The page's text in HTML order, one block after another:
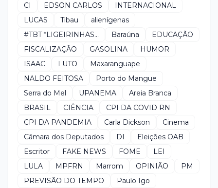
CI
EDSON CARLOS
INTERNACIONAL
LUCAS
Tibau
alienígenas
#TBT *LIGEIRINHAS...
Baraúna
EDUCAÇÃO
FISCALIZAÇÃO
GASOLINA
HUMOR
ISAAC
LUTO
Maxaranguape
NALDO FEITOSA
Porto do Mangue
Serra do Mel
UPANEMA
Areia Branca
BRASIL
CIÊNCIA
CPI DA COVID RN
CPI DA PANDEMIA
Carla Dickson
Cinema
Câmara dos Deputados
DI
Eleições OAB
Escritor
FAKE NEWS FOME
LEI
LULA
MPFRN Marrom OPINIÃO
PM
PREVISÃO DO TEMPO
Paulo Igo